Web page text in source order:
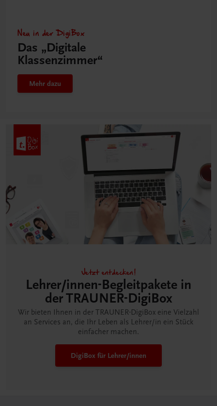
Neu in der DigiBox
Das „Digitale
Klassenzimmer“
Mehr dazu
Jetzt entdecken!
Lehrer/innen-Begleitpakete in
der TRAUNER-DigiBox
Wir bieten Ihnen in der TRAUNER-DigiBox eine Vielzahl
an Services an, die Ihr Leben als Lehrer/in ein Stück
einfacher machen.
DigiBox für Lehrer/innen